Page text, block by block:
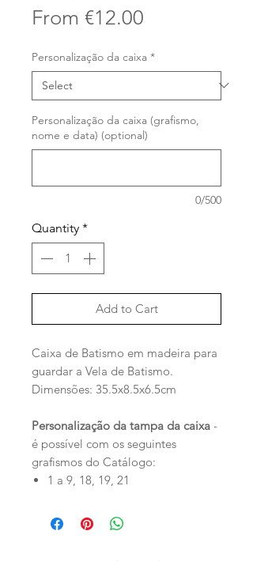
From €12.00
Personalização da caixa *
Personalização da caixa (grafismo,
nome e data) (optional)
0/500
Quantity *
Add to Cart
Caixa de Batismo em madeira para
guardar a Vela de Batismo.
Dimensões: 35.5x8.5x6.5cm
Personalização da tampa da caixa -
é possível com os seguintes
grafismos do Catálogo:
1 a 9, 18, 19, 21